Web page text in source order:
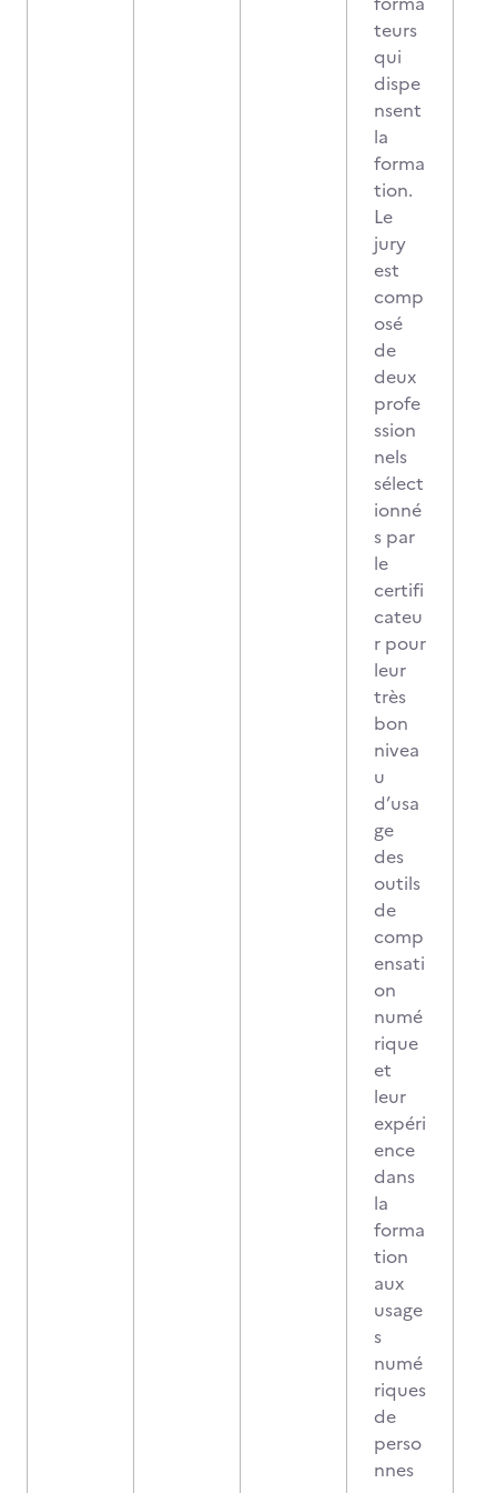
teurs
qui
dispe
nsent
la
forma
tion.
Le
jury
est
comp
osé
de
deux
profe
ssion
nels
sélect
ionné
s par
le
certifi
cateu
r pour
leur
très
bon
nivea
u
d’usa
ge
des
outils
de
comp
ensati
on
numé
rique
et
leur
expéri
ence
dans
la
forma
tion
aux
usage
s
numé
riques
de
perso
nnes